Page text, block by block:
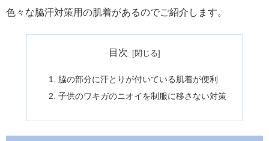
色々な脇汗対策用の肌着があるのでご紹介します。
目次
脇の部分に汗とりが付いている肌着が便利
子供のワキガのニオイを制服に移さない対策